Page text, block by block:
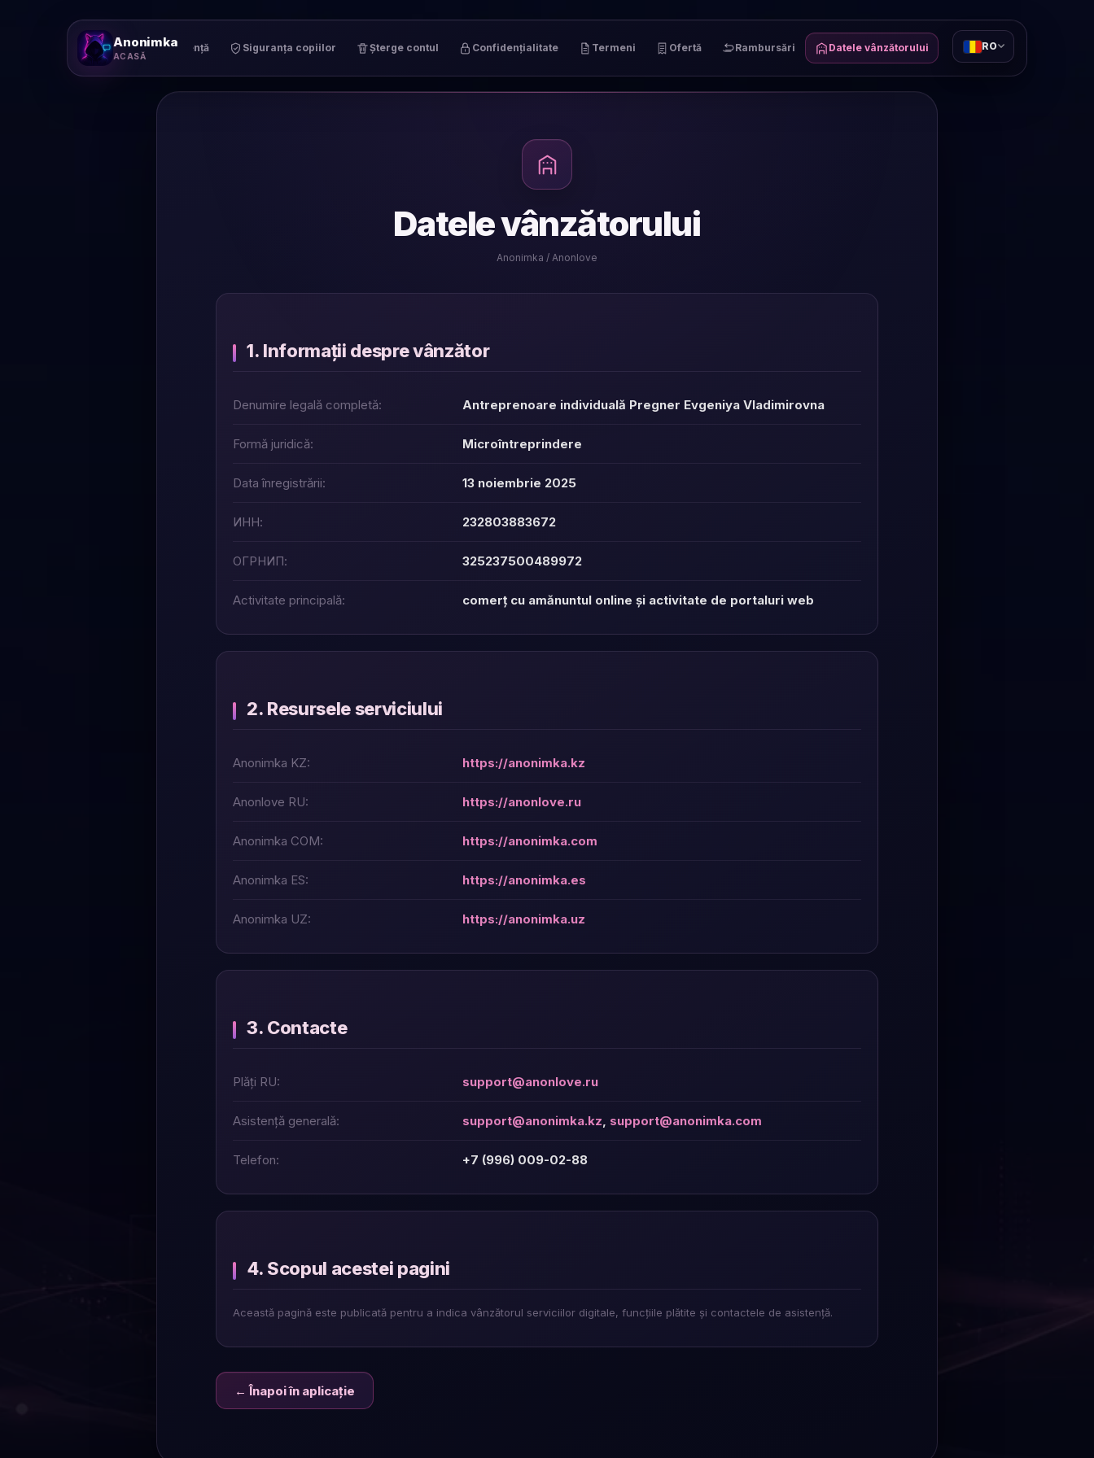
Anonimka
ACASĂ
Asistență Siguranța copiilor Șterge contul Confidențialitate Termeni Ofertă Rambursări Datele vânzătorului
Datele vânzătorului
Anonimka / Anonlove
1. Informații despre vânzător
Denumire legală completă: Antreprenoare individuală Pregner Evgeniya Vladimirovna
Formă juridică: Microîntreprindere
Data înregistrării: 13 noiembrie 2025
ИНН: 232803883672
ОГРНИП: 325237500489972
Activitate principală: comerț cu amănuntul online și activitate de portaluri web
2. Resursele serviciului
Anonimka KZ: https://anonimka.kz
Anonlove RU: https://anonlove.ru
Anonimka COM: https://anonimka.com
Anonimka ES: https://anonimka.es
Anonimka UZ: https://anonimka.uz
3. Contacte
Plăți RU: support@anonlove.ru
Asistență generală: support@anonimka.kz, support@anonimka.com
Telefon: +7 (996) 009-02-88
4. Scopul acestei pagini
Această pagină este publicată pentru a indica vânzătorul serviciilor digitale, funcțiile plătite și contactele de asistență.
← Înapoi în aplicație
RO